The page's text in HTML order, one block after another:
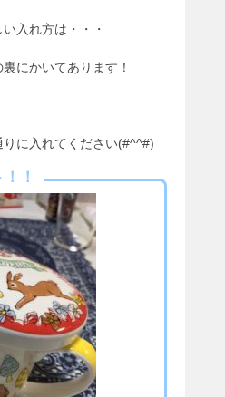
入れ方は・・・
にかいてあります！
に入れてください(#^^#)
！